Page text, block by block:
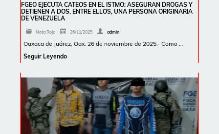
FGEO EJECUTA CATEOS EN EL ISTMO: ASEGURAN DROGAS Y
DETIENEN A DOS, ENTRE ELLOS, UNA PERSONA ORIGINARIA
DE VENEZUELA
Nota Roja 26/11/2025 admin
Oaxaca de Juárez, Oax. 26 de noviembre de 2025.- Como …
Seguir Leyendo